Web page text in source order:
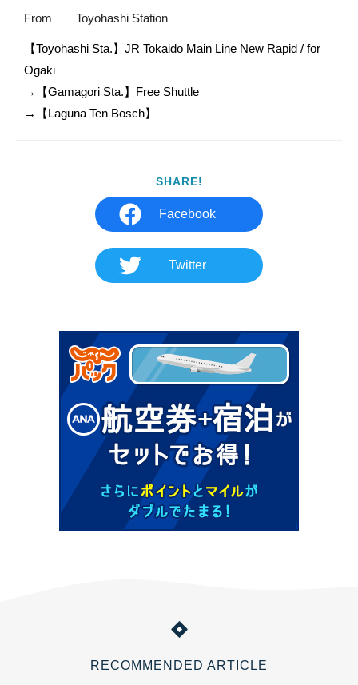
From Toyohashi Station
【Toyohashi Sta.】JR Tokaido Main Line New Rapid / for
Ogaki
→【Gamagori Sta.】Free Shuttle
→【Laguna Ten Bosch】
SHARE!
Facebook
Twitter
RECOMMENDED ARTICLE